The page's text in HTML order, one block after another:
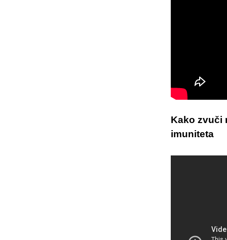
Kako zvuči
imuniteta